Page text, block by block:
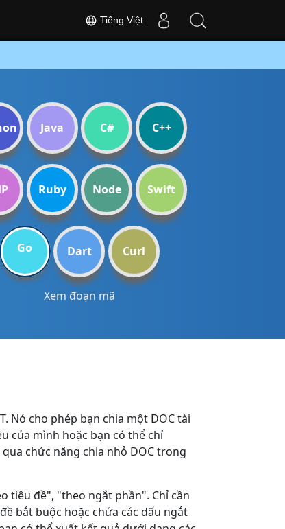
Java C# C++
Ruby Node Swift
Go Dart Curl
Xem đoạn mã
Nó cho phép bạn chia một DOC tài
của mình hoặc bạn có thể chỉ
chức năng chia nhỏ DOC trong
tiêu đề", "theo ngắt phần". Chỉ cần
bắt buộc hoặc chứa các dấu ngắt
Tiếng Việt